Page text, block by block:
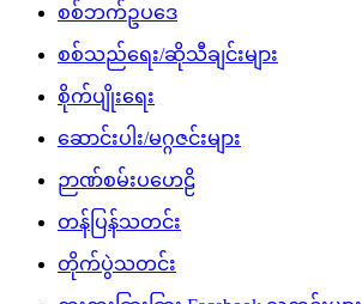
စစ်ဘက်ဥပဒေ
စစ်သည်ရေး/ဆိုသီချင်းများ
စိုက်ပျိုးရေး
ဆောင်းပါး/မဂ္ဂဇင်းများ
ဉာဏ်စမ်းပဟေဠိ
တန်ပြန်သတင်း
တိုက်ပွဲသတင်း